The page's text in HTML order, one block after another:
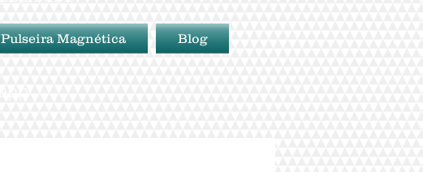
Pulseira Magnética Blog